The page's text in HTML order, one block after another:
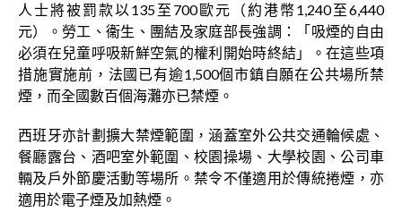
人士將被罰款以135至700歐元（約港幣1,240至6,440
元）。勞工、衞生、團結及家庭部長強調：「吸煙的自由
必須在兒童呼吸新鮮空氣的權利開始時終結」。在這些項
措施實施前，法國已有逾1,500個市鎮自願在公共場所禁
煙，而全國數百個海灘亦已禁煙。
西班牙亦計劃擴大禁煙範圍，涵蓋室外公共交通輪候處、
餐廳露台、酒吧室外範圍、校園操場、大學校園、公司車
輛及戶外節慶活動等場所。禁令不僅適用於傳統捲煙，亦
適用於電子煙及加熱煙。